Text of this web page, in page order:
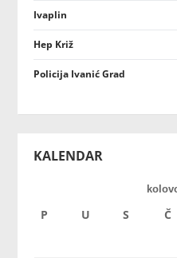
Ivaplin
Hep Križ
Policija Ivanić Grad
KALENDAR
P U S Č